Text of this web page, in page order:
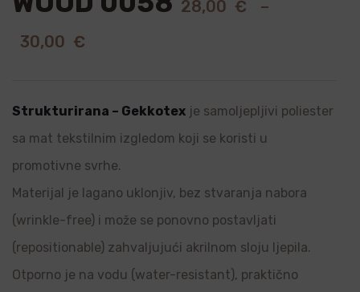
28,00 €
–
30,00 €
Strukturirana – Gekkotex je samoljepljivi poliester
sa mat tekstilnim izgledom koji se koristi u
promotivne svrhe.
Materijal je lagano uklonjiv, bez stvaranja nabora
(wrinkle-free) i može se ponovno postavljati
(repositionable) zahvaljujući akrilnom sloju ljepila.
Otporno je na vodu (water-resistant), praktično